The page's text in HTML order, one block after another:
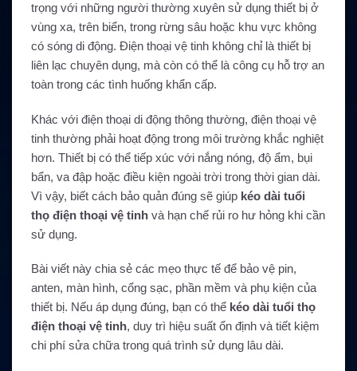
trọng với những người thường xuyên sử dụng thiết bị ở
vùng xa, trên biển, trong rừng sâu hoặc khu vực không
có sóng di động. Điện thoại vệ tinh không chỉ là thiết bị
liên lạc chuyên dụng, mà còn có thể là công cụ hỗ trợ an
toàn trong các tình huống khẩn cấp.
Khác với điện thoại di động thông thường, điện thoại vệ
tinh thường phải hoạt động trong môi trường khắc nghiệt
hơn. Thiết bị có thể tiếp xúc với nắng nóng, độ ẩm, bụi
bẩn, va đập hoặc điều kiện ngoài trời trong thời gian dài.
Vì vậy, biết cách bảo quản đúng sẽ giúp kéo dài tuổi
thọ điện thoại vệ tinh và hạn chế rủi ro hư hỏng khi cần
sử dụng.
Bài viết này chia sẻ các mẹo thực tế để bảo vệ pin,
anten, màn hình, cổng sạc, phần mềm và phụ kiện của
thiết bị. Nếu áp dụng đúng, bạn có thể kéo dài tuổi thọ
điện thoại vệ tinh, duy trì hiệu suất ổn định và tiết kiệm
chi phí sửa chữa trong quá trình sử dụng lâu dài.